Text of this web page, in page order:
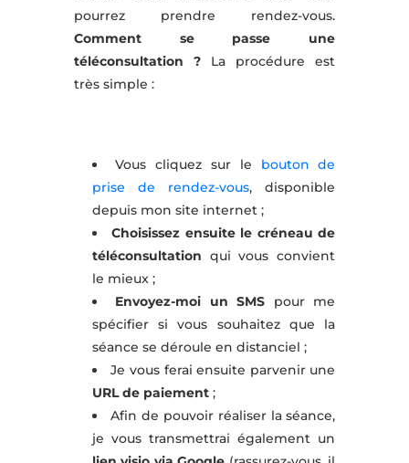
pourrez prendre rendez-vous.
Comment se passe une
téléconsultation ?La procédure est
très simple :
Vous cliquez sur le bouton de
prise de rendez-vous, disponible
depuis mon site internet ;
Choisissez ensuite le créneau de
téléconsultation qui vous convient
le mieux ;
Envoyez-moi un SMS pour me
spécifier si vous souhaitez que la
séance se déroule en distanciel ;
Je vous ferai ensuite parvenir une
URL de paiement;
Afin de pouvoir réaliser la séance,
je vous transmettrai également un